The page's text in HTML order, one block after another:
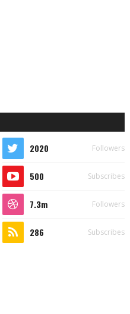
2020 Followers
500 Subscribes
7.3m Followers
286 Subscribes